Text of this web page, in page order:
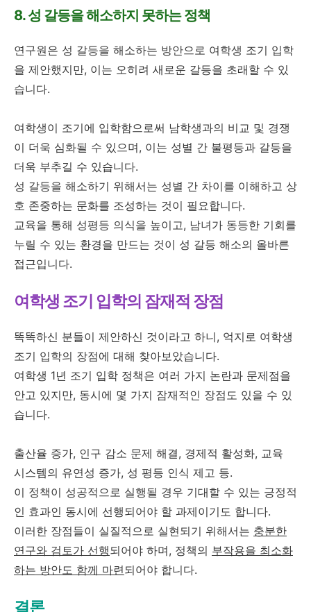
8. 성 갈등을 해소하지 못하는 정책
연구원은 성 갈등을 해소하는 방안으로 여학생 조기 입학
을 제안했지만, 이는 오히려 새로운 갈등을 초래할 수 있
습니다.
여학생이 조기에 입학함으로써 남학생과의 비교 및 경쟁
이 더욱 심화될 수 있으며, 이는 성별 간 불평등과 갈등을
더욱 부추길 수 있습니다.
성 갈등을 해소하기 위해서는 성별 간 차이를 이해하고 상
호 존중하는 문화를 조성하는 것이 필요합니다.
교육을 통해 성평등 의식을 높이고, 남녀가 동등한 기회를
누릴 수 있는 환경을 만드는 것이 성 갈등 해소의 올바른
접근입니다.
여학생 조기 입학의 잠재적 장점
똑똑하신 분들이 제안하신 것이라고 하니, 억지로 여학생
조기 입학의 장점에 대해 찾아보았습니다.
여학생 1년 조기 입학 정책은 여러 가지 논란과 문제점을
안고 있지만, 동시에 몇 가지 잠재적인 장점도 있을 수 있
습니다.
출산율 증가, 인구 감소 문제 해결, 경제적 활성화, 교육
시스템의 유연성 증가, 성 평등 인식 제고 등.
이 정책이 성공적으로 실행될 경우 기대할 수 있는 긍정적
인 효과인 동시에 선행되어야 할 과제이기도 합니다.
이러한 장점들이 실질적으로 실현되기 위해서는 충분한
연구와 검토가 선행되어야 하며, 정책의 부작용을 최소화
하는 방안도 함께 마련되어야 합니다.
결론